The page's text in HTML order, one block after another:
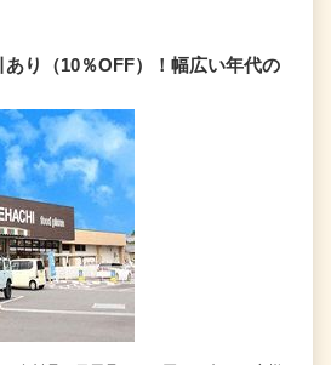
り（10％OFF）！幅広い年代の